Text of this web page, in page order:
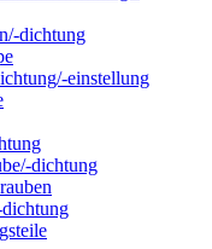
dichtung
einstellung
dichtung